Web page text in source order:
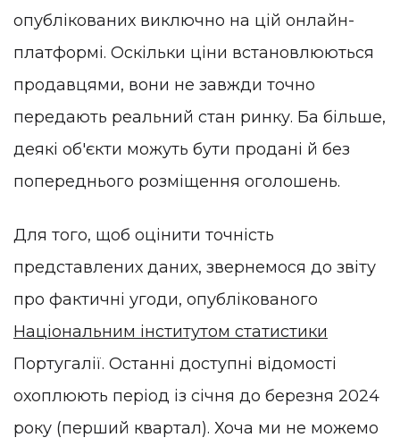
опублікованих виключно на цій онлайн-
платформі. Оскільки ціни встановлюються
продавцями, вони не завжди точно
передають реальний стан ринку. Ба більше,
деякі об'єкти можуть бути продані й без
попереднього розміщення оголошень.
Для того, щоб оцінити точність
представлених даних, звернемося до звіту
про фактичні угоди, опублікованого
Національним інститутом статистики
Португалії. Останні доступні відомості
охоплюють період із січня до березня 2024
року (перший квартал). Хоча ми не можемо